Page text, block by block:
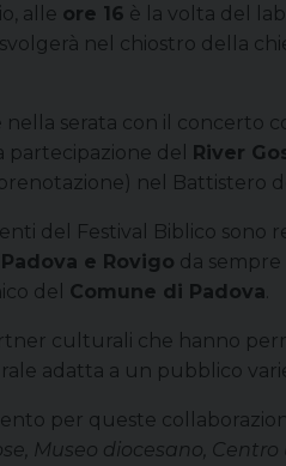
alle ore 16 è la volta del
nel chiostro della
nella serata con il concerto
partecipazione del River
nel Battistero
del Festival Biblico sono
e Rovigo da sempre
del Comune di Padova
culturali che hanno
adatta a un pubblico
per queste
Museo diocesano,